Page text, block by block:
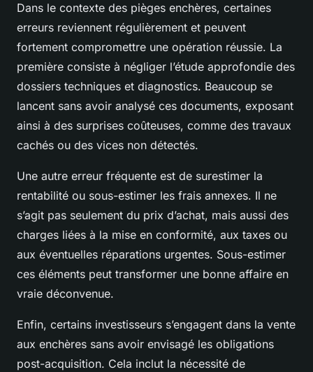
Dans le contexte des pièges enchères, certaines
erreurs reviennent régulièrement et peuvent
fortement compromettre une opération réussie. La
première consiste à négliger l’étude approfondie des
dossiers techniques et diagnostics. Beaucoup se
lancent sans avoir analysé ces documents, exposant
ainsi à des surprises coûteuses, comme des travaux
cachés ou des vices non détectés.
Une autre erreur fréquente est de surestimer la
rentabilité ou sous-estimer les frais annexes. Il ne
s’agit pas seulement du prix d’achat, mais aussi des
charges liées à la mise en conformité, aux taxes ou
aux éventuelles réparations urgentes. Sous-estimer
ces éléments peut transformer une bonne affaire en
vraie déconvenue.
Enfin, certains investisseurs s’engagent dans la vente
aux enchères sans avoir envisagé les obligations
post-acquisition. Cela inclut la nécessité de